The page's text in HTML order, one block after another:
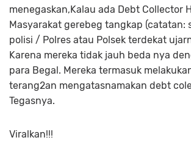
menegaskan,Kalau ada Debt Collector
Masyarakat gerebeg tangkap (catatan:
polisi / Polres atau Polsek terdekat
Karena mereka tidak jauh beda nya
para Begal. Mereka termasuk
terang2an mengatasnamakan debt
Tegasnya.
Viralkan!!!